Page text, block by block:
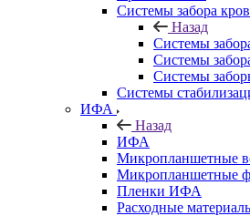
Системы забора
Назад
Системы
Системы
Системы
Системы
ИФА
Назад
ИФА
Микропланшетные
Микропланшетные
Пленки ИФА
Расходные